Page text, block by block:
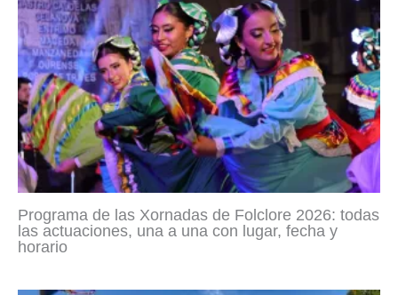
Programa de las Xornadas de Folclore 2026: todas
las actuaciones, una a una con lugar, fecha y
horario